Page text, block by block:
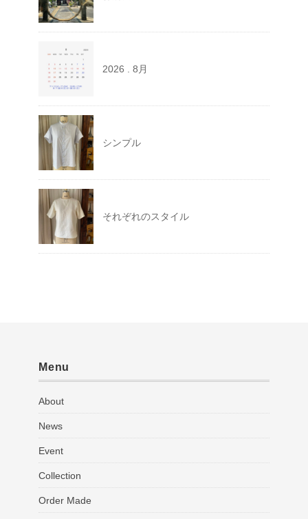
2026 . 8月
シンプル
それぞれのスタイル
Menu
About
News
Event
Collection
Order Made